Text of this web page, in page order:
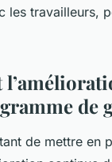
les travailleurs,
de
de mettre en